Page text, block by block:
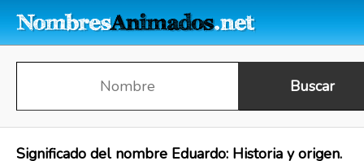
Significado del nombre Eduardo: Historia y origen.